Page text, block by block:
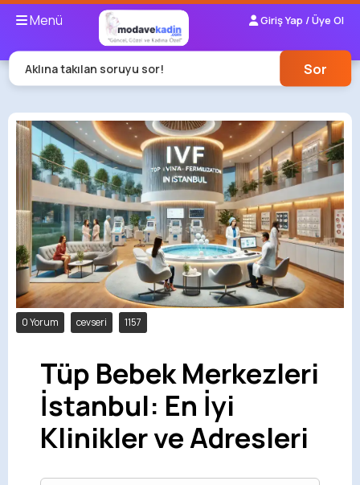
Menü Giriş Yap / Üye Ol
Aklına takılan soruyu sor! Sor
0 Yorum cevseri 1157
Tüp Bebek Merkezleri
İstanbul: En İyi
Klinikler ve Adresleri